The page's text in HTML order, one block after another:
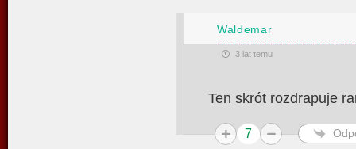
Waldemar
3 lat temu
Ten skrót rozdrapuje
7